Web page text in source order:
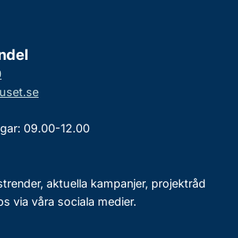
09.00-12.00
aktuella kampanjer, projektråd
via våra sociala medier.